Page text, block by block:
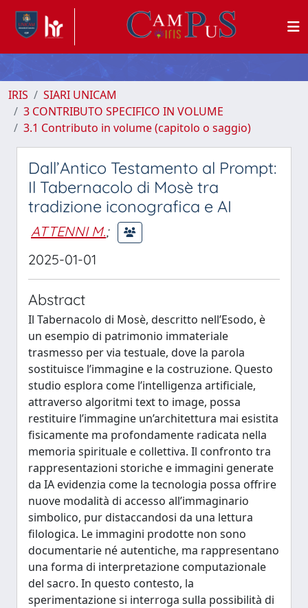
IRIS
SIARI UNICAM
3 CONTRIBUTO SPECIFICO IN VOLUME
3.1 Contributo in volume (capitolo o saggio)
Dall’Antico Testamento al Prompt:
Il Tabernacolo di Mosè tra
tradizione iconografica e AI
ATTENNI M.;
2025-01-01
Abstract
Il Tabernacolo di Mosè, descritto nell’Esodo, è
un esempio di patrimonio immateriale
trasmesso per via testuale, dove la parola
sostituisce l’immagine e la costruzione. Questo
studio esplora come l’intelligenza artificiale,
attraverso algoritmi text to image, possa
restituire l’immagine un’architettura mai esistita
fisicamente ma profondamente radicata nella
memoria spirituale e collettiva. Il confronto tra
rappresentazioni storiche e immagini generate
da IA evidenzia come la tecnologia possa offrire
nuove modalità di accesso all’immaginario
simbolico, pur distaccandosi da una lettura
filologica. Le immagini prodotte non sono
documentarie né autentiche, ma rappresentano
una forma di interpretazione computazionale
del sacro. In questo contesto, la
sperimentazione si interroga sulla possibilità di